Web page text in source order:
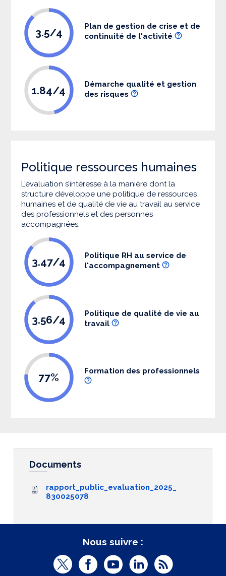
3.5/4
Plan de gestion de crise et de
continuité de l'activité
1.84/4
Démarche qualité et gestion
des risques
Politique ressources humaines
L’évaluation s’intéresse à la manière dont la
structure développe une politique de ressources
humaines et de qualité de vie au travail au service
des professionnels et des personnes
accompagnées.
3.47/4
Politique RH au service de
l'accompagnement
3.56/4
Politique de qualité de vie au
travail
77% Formation des professionnels
Documents
rapport_public_evaluation_2025_
830025078
Nous suivre :
T
F
Y
L
R